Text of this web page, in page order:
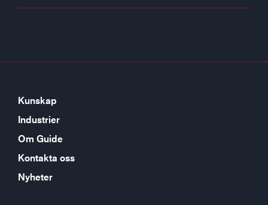
Kunskap
Industrier
Om Guide
Kontakta oss
Nyheter